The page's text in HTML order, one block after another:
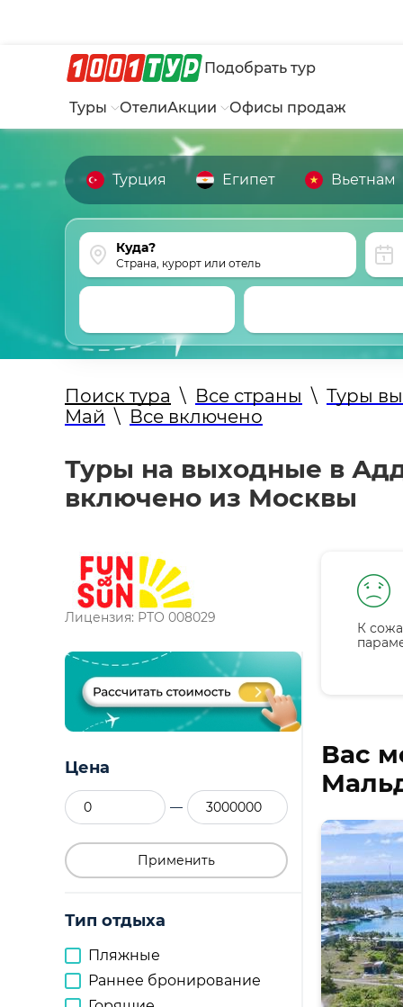
Подобрать тур
Туры ОтелиАкции Офисы продаж
Турция Египет Вьетнам
Страна, курорт или отель
Поиск тура \ Все страны \ Туры
Май \ Все включено
Туры на выходные в
включено из Москвы
Лицензия: РТО 008029
Цена
—
Применить
Тип отдыха
Пляжные
Раннее бронирование
К
Вас